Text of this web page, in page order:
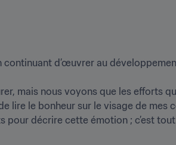
continuant d’œuvrer au
mais nous voyons que les efforts
lire le bonheur sur le visage de mes
pour décrire cette émotion ; c’est